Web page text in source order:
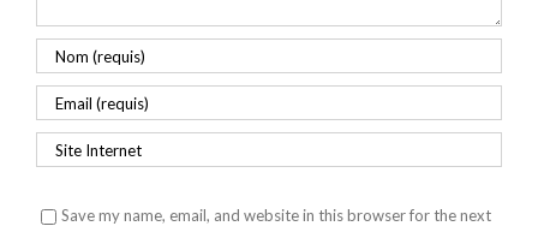
Save my name, email, and website in this browser for the next